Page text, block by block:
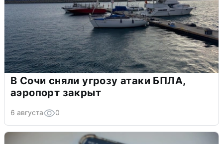
В Сочи сняли угрозу атаки БПЛА,
аэропорт закрыт
6 августа 0